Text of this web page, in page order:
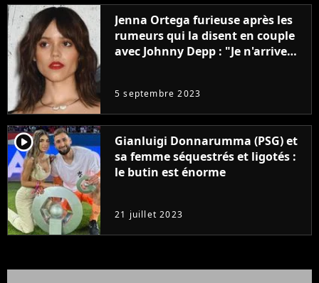
Jenna Ortega furieuse après les
rumeurs qui la disent en couple
avec Johnny Depp : "Je n'arrive
5 septembre 2023
player2
Gianluigi Donnarumma (PSG) et
sa femme séquestrés et ligotés :
le butin est énorme
21 juillet 2023